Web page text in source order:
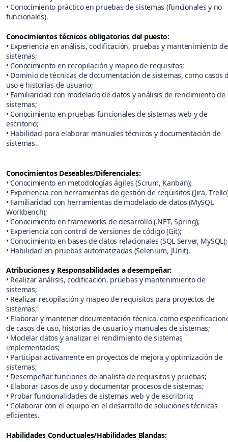
• Conocimiento práctico en pruebas de sistemas (funcionales y no
funcionales).
Conocimientos técnicos obligatorios del puesto:
• Experiencia en análisis, codificación, pruebas y mantenimiento de
sistemas;
• Conocimiento en recopilación y mapeo de requisitos;
• Dominio de técnicas de documentación de sistemas, como casos
uso e historias de usuario;
• Familiaridad con modelado de datos y análisis de rendimiento de
sistemas;
• Conocimiento en pruebas funcionales de sistemas web y de
escritorio;
• Habilidad para elaborar manuales técnicos y documentación de
sistemas.
Conocimientos Deseables/Diferenciales:
• Conocimiento en metodologías ágiles (Scrum, Kanban);
• Experiencia con herramientas de gestión de requisitos (Jira,
• Familiaridad con herramientas de modelado de datos (MySQL
Workbench);
• Conocimiento en frameworks de desarrollo (.NET, Spring);
• Experiencia con control de versiones de código (Git);
• Conocimiento en bases de datos relacionales (SQL Server, MySQL);
• Habilidad en pruebas automatizadas (Selenium, JUnit).
Atribuciones y Responsabilidades a desempeñar:
• Realizar análisis, codificación, pruebas y mantenimiento de
sistemas;
• Realizar recopilación y mapeo de requisitos para proyectos de
sistemas;
• Elaborar y mantener documentación técnica, como
de casos de uso, historias de usuario y manuales de sistemas;
• Modelar datos y analizar el rendimiento de sistemas
implementados;
• Participar activamente en proyectos de mejora y optimización de
sistemas;
• Desempeñar funciones de analista de requisitos y pruebas;
• Elaborar casos de uso y documentar procesos de sistemas;
• Probar funcionalidades de sistemas web y de escritorio;
• Colaborar con el equipo en el desarrollo de soluciones técnicas
eficientes.
Habilidades Conductuales/Habilidades Blandas: